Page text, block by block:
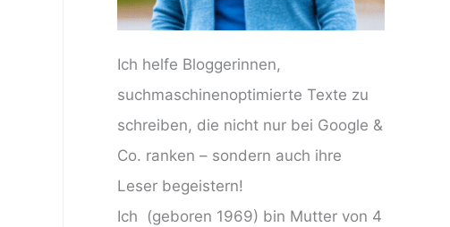
Ich helfe Bloggerinnen,
suchmaschinenoptimierte Texte zu
schreiben, die nicht nur bei Google &
Co. ranken – sondern auch ihre
Leser begeistern!
Ich (geboren 1969) bin Mutter von 4